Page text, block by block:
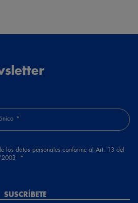
los datos personales conforme al Art. 13 del
SUSCRÍBETE